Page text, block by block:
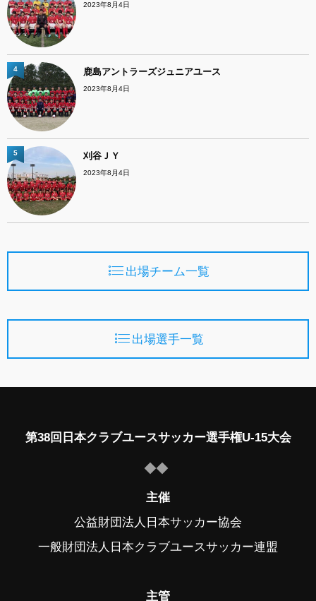
2023年8月4日
鹿島アントラーズジュニアユース
2023年8月4日
4
刈谷ＪＹ
2023年8月4日
5
出場チーム一覧
出場選手一覧
第38回日本クラブユースサッカー選手権U-15大会
主催
公益財団法人日本サッカー協会
一般財団法人日本クラブユースサッカー連盟
主管